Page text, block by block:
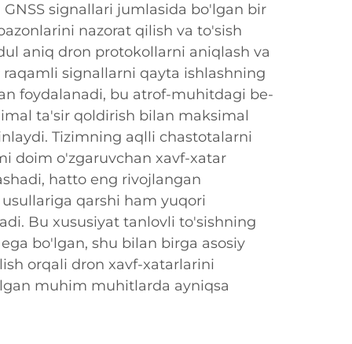
GNSS signallari jumlasida bo'lgan bir
nazorat qilish va to'sish
aniq dron protokollarni aniqlash va
signallarni qayta ishlashning
foydalanadi, bu atrof-muhitdagi be-
ta'sir qoldirish bilan maksimal
Tizimning aqlli chastotalarni
doim o'zgaruvchan xavf-xatar
hatto eng rivojlangan
qarshi ham yuqori
Bu xususiyat tanlovli to'sishning
bo'lgan, shu bilan birga asosiy
orqali dron xavf-xatarlarini
muhim muhitlarda ayniqsa